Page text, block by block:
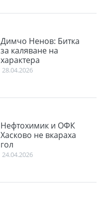
Димчо Ненов: Битка
за каляване на
характера
28.04.2026
Нефтохимик и ОФК
Хасково не вкараха
гол
24.04.2026